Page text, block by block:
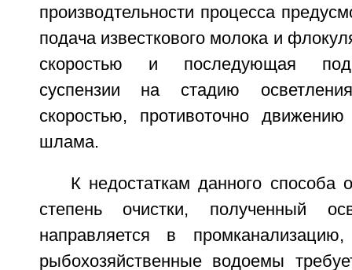
производтельности процесса
подача известкового молока и
скоростью и последующая
суспензии на стадию
скоростью, противоточно
шлама.
К недостаткам данного способа
степень очистки, полученный
направляется в
рыбохозяйственные водоемы